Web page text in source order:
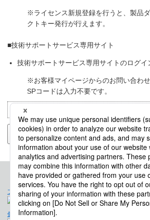
※ライセンス新規登録を行うと、製品
クトキー発行が行えます。
■技術サポートサービス専用サイト
技術サポートサービス専用サイトのログイ
※お客様マイページからのお問い合わせ
SPコードは入力不要です。
目的別で検索：
戻る
プロダクトライフサイクル サイトポリ
個人情報保護法に基づく公表事項